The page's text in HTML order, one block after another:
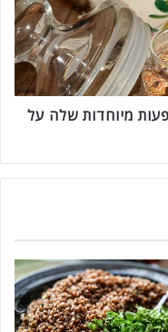
ערך תזונתי - 6 השפעות מיוחדות שלה על